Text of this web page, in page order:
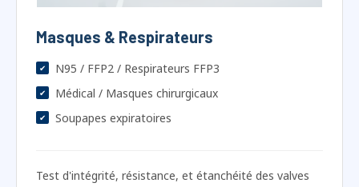
N95 / FFP2 / Respirateurs FFP3
Soupapes expiratoires
N95/FFP dans le monde.